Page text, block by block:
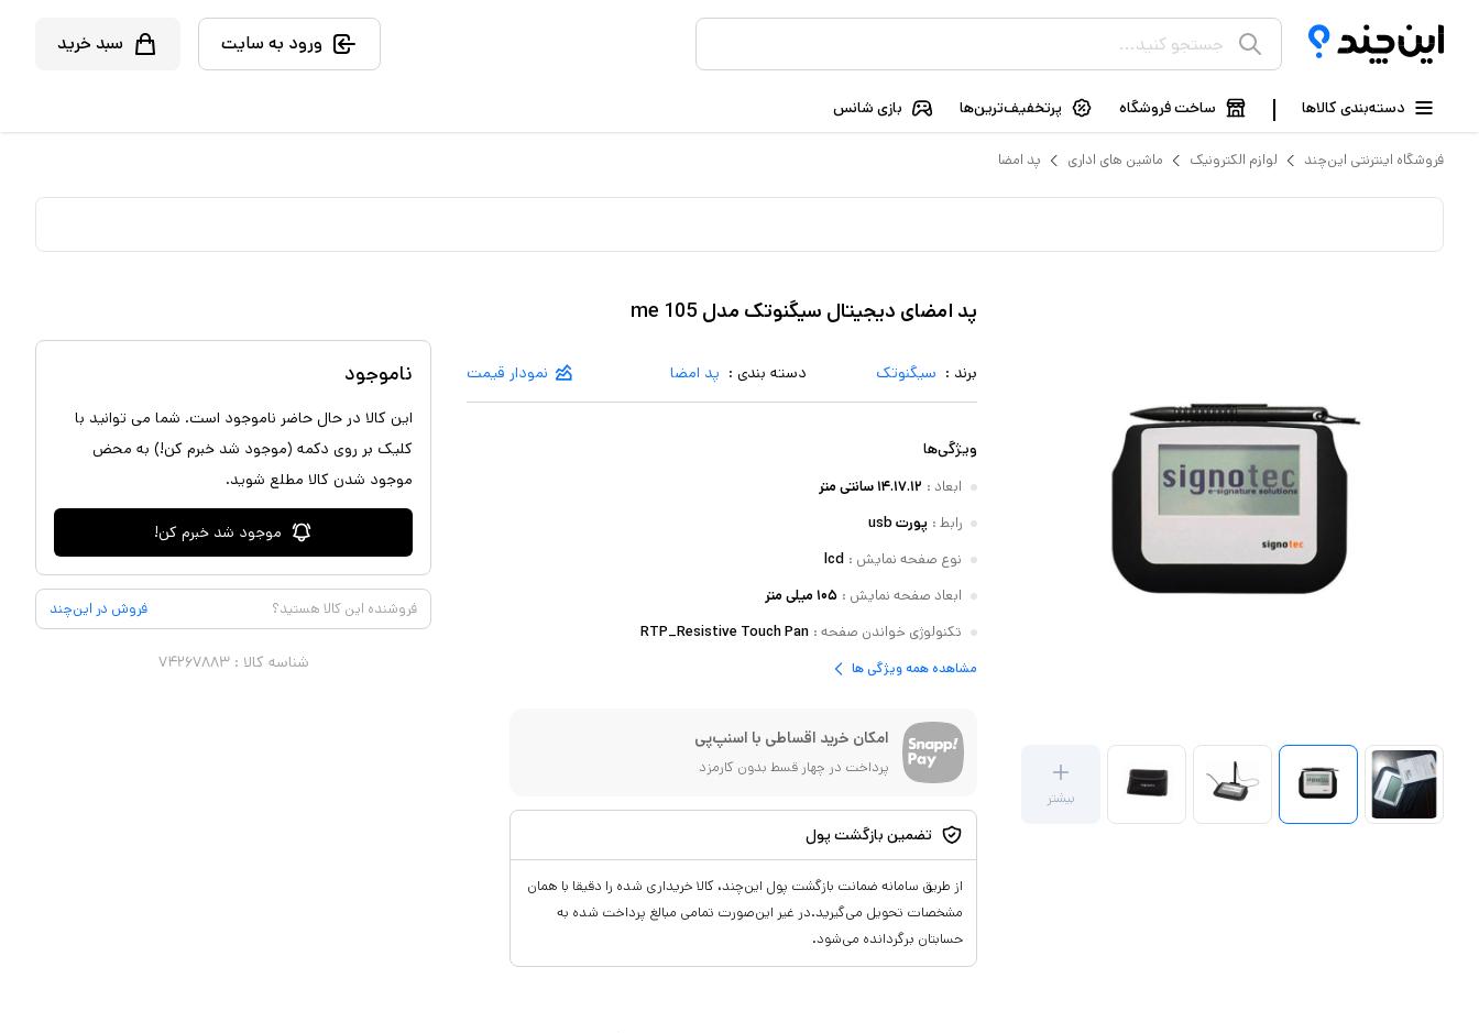
ورود به سایت سبد خرید
دسته‌بندی کالاها ساخت فروشگاه پرتخفیف‌ترین‌ها بازی شانس
فروشگاه اینترنتی این‌چند لوازم الکترونیک ماشین های اداری پد امضا
بیشتر
پد امضای دیجیتال سیگنوتک مدل me 105
برند : سیگنوتک دسته بندی : پد امضا نمودار قیمت
ویژگی‌ها
ابعاد : ۱۴.۱۷.۱۲ سانتی متر
رابط : پورت usb
نوع صفحه نمایش :
lcd
ابعاد صفحه نمایش : ۱۰۵ میلی متر
تکنولوژی خواندن صفحه :
RTP_Resistive Touch Pan
مشاهده همه ویژگی ها
امکان خرید اقساطی با اسنپ‌پی
پرداخت در چهار قسط بدون کارمزد
تضمین بازگشت پول
از طریق سامانه ضمانت بازگشت پول این‌چند، کالا خریداری شده را دقیقا با همان
مشخصات تحویل می‌گیرید.در غیر این‌صورت تمامی مبالغ پرداخت شده به
حسابتان برگردانده می‌شود.
ناموجود
این کالا در حال حاضر ناموجود است. شما می توانید با
کلیک بر روی دکمه (موجود شد خبرم کن!) به محض
موجود شدن کالا مطلع شوید.
موجود شد خبرم کن!
فروشنده این کالا هستید؟ فروش در این‌چند
شناسه کالا :۷۴۲۶۷۸۸۳